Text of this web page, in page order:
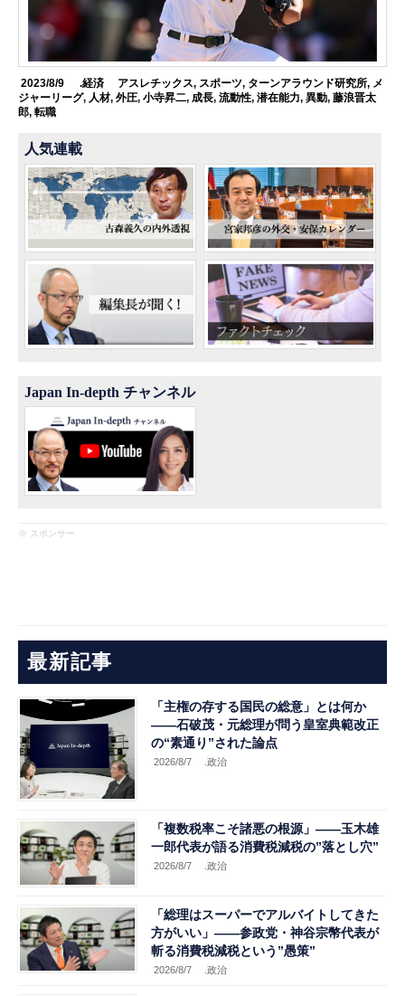
2023/8/9 .経済 アスレチックス, スポーツ, ターンアラウンド研究所, メ
ジャーリーグ, 人材,外圧,小寺昇二,成長,流動性,潜在能力,異動,藤浪晋太
郎,転職
人気連載
Japan In-depth チャンネル
※ スポンサー
最新記事
「主権の存する国民の総意」とは何か
――石破茂・元総理が問う皇室典範改正
の“素通り”された論点
2026/8/7 .政治
「複数税率こそ諸悪の根源」――玉木雄
一郎代表が語る消費税減税の”落とし穴”
2026/8/7 .政治
「総理はスーパーでアルバイトしてきた
方がいい」――参政党・神谷宗幣代表が
斬る消費税減税という”愚策”
2026/8/7 .政治